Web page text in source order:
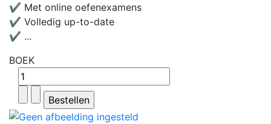
✔ Met online oefenexamens
✔ Volledig up-to-date
✔ ...
BOEK